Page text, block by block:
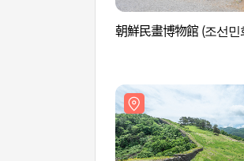
朝鮮民畫博物館 (조선